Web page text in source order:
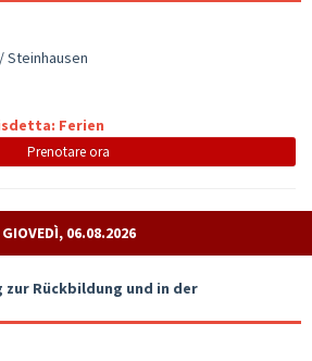
Steinhausen
Ferien
Prenotare ora
GIOVEDÌ, 06.08.2026
zur Rückbildung und in der